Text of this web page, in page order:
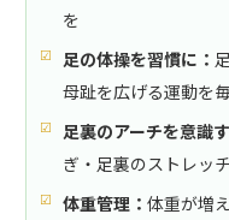
を
足の体操を習慣に：
母趾を広げる運動を
足裏のアーチを意識
ぎ・足裏のストレッ
体重管理： 体重が増